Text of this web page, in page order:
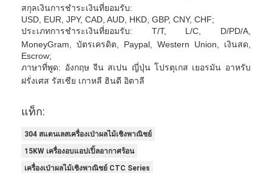
สกุลเงินการชำระเงินที่ยอมรับ:
USD, EUR, JPY, CAD, AUD, HKD, GBP, CNY, CHF;
ประเภทการชำระเงินที่ยอมรับ: T/T, L/C, D/PD/A,
MoneyGram, บัตรเครดิต, Paypal, Western Union, เงินสด,
Escrow;
ภาษาที่พูด: อังกฤษ จีน สเปน ญี่ปุ่น โปรตุเกส เยอรมัน อาหรับ
ฝรั่งเศส รัสเซีย เกาหลี ฮินดี อิตาลี
แท็ก:
304 สแตนเลสเครื่องเป่าผลไม้เชิงพาณิชย์
15KW เครื่องอบแอปเปิ้ลอากาศร้อน
เครื่องเป่าผลไม้เชิงพาณิชย์ CTC Series